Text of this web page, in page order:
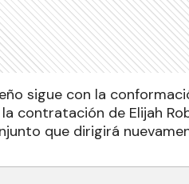
sigue con la
contratación de Elijah
que dirigirá